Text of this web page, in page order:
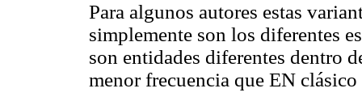
Para algunos autores estas
simplemente son los diferentes
son entidades diferentes dentro
menor frecuencia que EN